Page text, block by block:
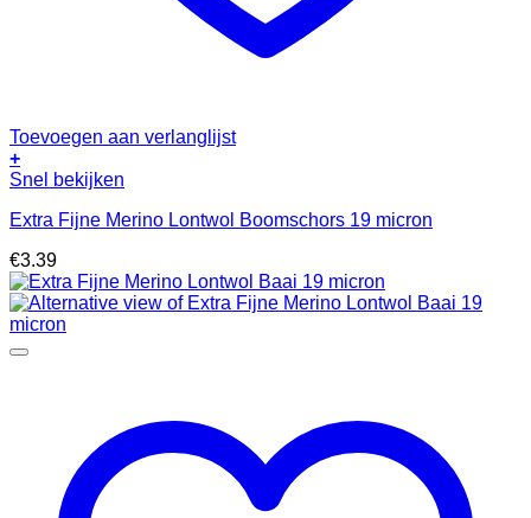
Toevoegen aan verlanglijst
+
Snel bekijken
Extra Fijne Merino Lontwol Boomschors 19 micron
€3.39